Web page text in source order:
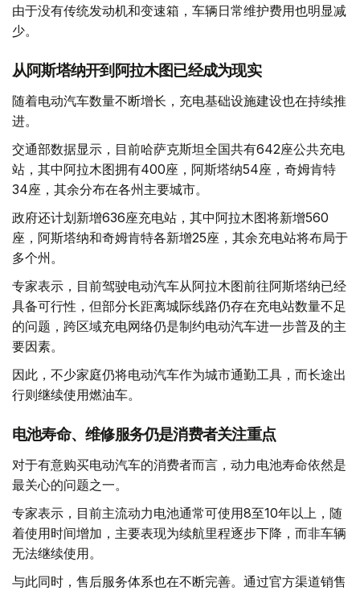
由于没有传统发动机和变速箱，车辆日常维护费用也明显减
少。
从阿斯塔纳开到阿拉木图已经成为现实
随着电动汽车数量不断增长，充电基础设施建设也在持续推
进。
交通部数据显示，目前哈萨克斯坦全国共有642座公共充电
站，其中阿拉木图拥有400座，阿斯塔纳54座，奇姆肯特
34座，其余分布在各州主要城市。
政府还计划新增636座充电站，其中阿拉木图将新增560
座，阿斯塔纳和奇姆肯特各新增25座，其余充电站将布局于
多个州。
专家表示，目前驾驶电动汽车从阿拉木图前往阿斯塔纳已经
具备可行性，但部分长距离城际线路仍存在充电站数量不足
的问题，跨区域充电网络仍是制约电动汽车进一步普及的主
要因素。
因此，不少家庭仍将电动汽车作为城市通勤工具，而长途出
行则继续使用燃油车。
电池寿命、维修服务仍是消费者关注重点
对于有意购买电动汽车的消费者而言，动力电池寿命依然是
最关心的问题之一。
专家表示，目前主流动力电池通常可使用8至10年以上，随
着使用时间增加，主要表现为续航里程逐步下降，而非车辆
无法继续使用。
与此同时，售后服务体系也在不断完善。通过官方渠道销售